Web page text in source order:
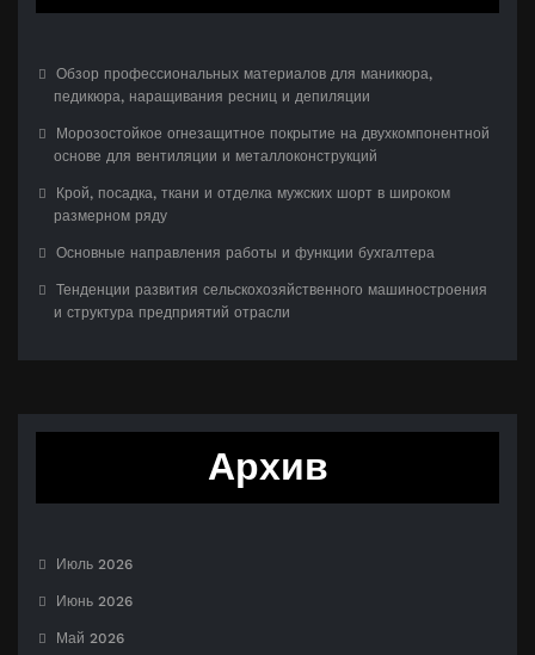
Обзор профессиональных материалов для маникюра,
педикюра, наращивания ресниц и депиляции
Морозостойкое огнезащитное покрытие на двухкомпонентной
основе для вентиляции и металлоконструкций
Крой, посадка, ткани и отделка мужских шорт в широком
размерном ряду
Основные направления работы и функции бухгалтера
Тенденции развития сельскохозяйственного машиностроения
и структура предприятий отрасли
Архив
Июль 2026
Июнь 2026
Май 2026